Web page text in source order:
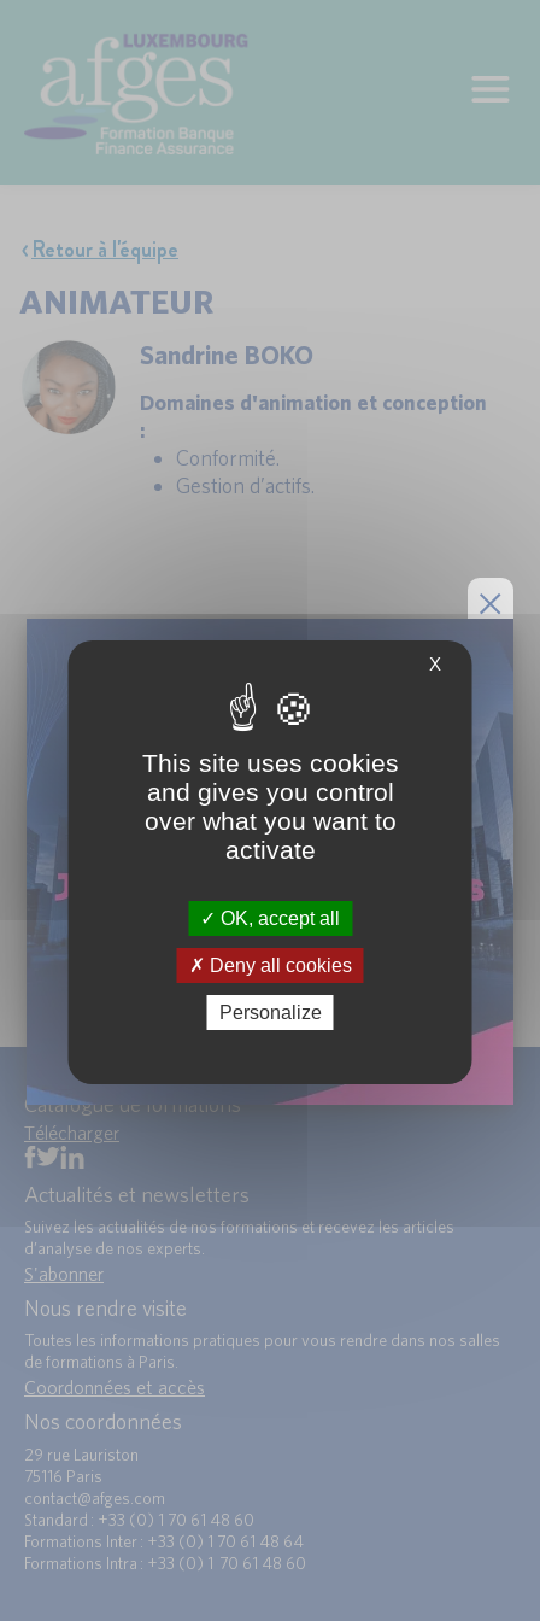
Retour à l'équipe
ANIMATEUR
Sandrine BOKO
Domaines d'animation et conception
:
Conformité.
Gestion d’actifs.
Catalogue de formations
Télécharger
Actualités et newsletters
Suivez les actualités de nos formations et recevez les articles
d’analyse de nos experts.
S'abonner
Nous rendre visite
Toutes les informations pratiques pour vous rendre dans nos salles
de formations à Paris.
Coordonnées et accès
Nos coordonnées
29 rue Lauriston
75116 Paris
contact@afges.com
Standard : +33 (0) 1 70 61 48 60
Formations Inter : +33 (0) 1 70 61 48 64
Formations Intra : +33 (0) 1 70 61 48 60
X
This site uses cookies
and gives you control
over what you want to
activate
OK, accept all
Deny all cookies
Personalize